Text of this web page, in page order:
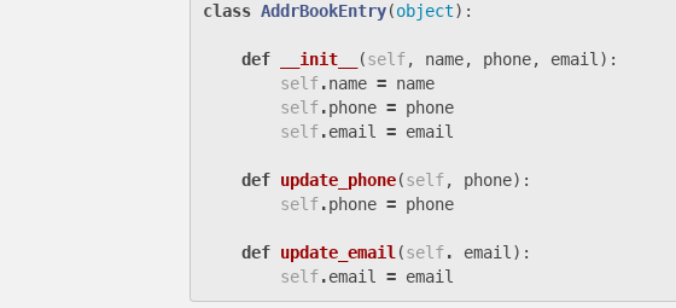
class AddrBookEntry(object):
def __init__ (self , name, phone, email):
self .name = name
self .phone = phone
self .email = email
def update_phone(self , phone):
self .phone = phone
def update_email(self . email):
self .email = email